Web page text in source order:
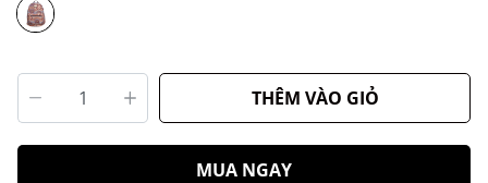
THÊM VÀO GIỎ
MUA NGAY